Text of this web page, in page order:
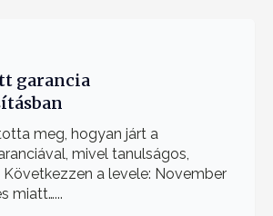
garancia
meg, hogyan járt a
mivel tanulságos,
a levele: November
miatt…...